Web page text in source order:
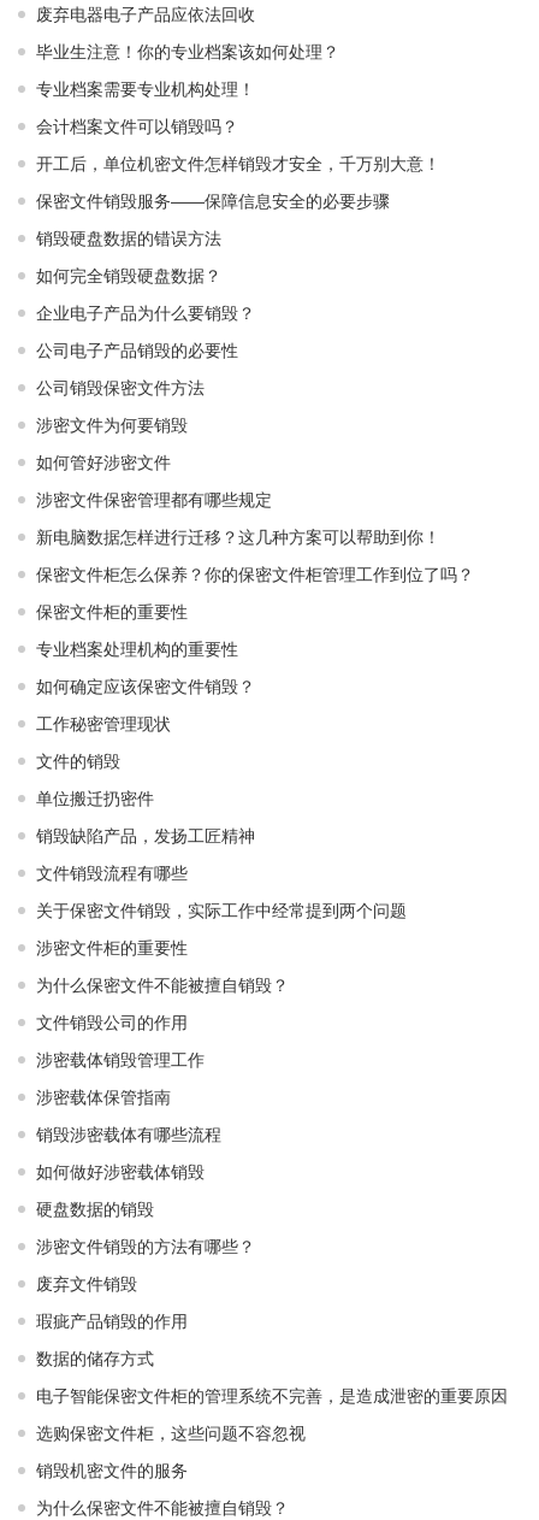
废弃电器电子产品应依法回收
毕业生注意！你的专业档案该如何处理？
专业档案需要专业机构处理！
会计档案文件可以销毁吗？
开工后，单位机密文件怎样销毁才安全，千万别大意！
保密文件销毁服务——保障信息安全的必要步骤
销毁硬盘数据的错误方法
如何完全销毁硬盘数据？
企业电子产品为什么要销毁？
公司电子产品销毁的必要性
公司销毁保密文件方法
涉密文件为何要销毁
如何管好涉密文件
涉密文件保密管理都有哪些规定
新电脑数据怎样进行迁移？这几种方案可以帮助到你！
保密文件柜怎么保养？你的保密文件柜管理工作到位了吗？
保密文件柜的重要性
专业档案处理机构的重要性
如何确定应该保密文件销毁？
工作秘密管理现状
文件的销毁
单位搬迁扔密件
销毁缺陷产品，发扬工匠精神
文件销毁流程有哪些
关于保密文件销毁，实际工作中经常提到两个问题
涉密文件柜的重要性
为什么保密文件不能被擅自销毁？
文件销毁公司的作用
涉密载体销毁管理工作
涉密载体保管指南
销毁涉密载体有哪些流程
如何做好涉密载体销毁
硬盘数据的销毁
涉密文件销毁的方法有哪些？
废弃文件销毁
瑕疵产品销毁的作用
数据的储存方式
电子智能保密文件柜的管理系统不完善，是造成泄密的重要原因
选购保密文件柜，这些问题不容忽视
销毁机密文件的服务
为什么保密文件不能被擅自销毁？